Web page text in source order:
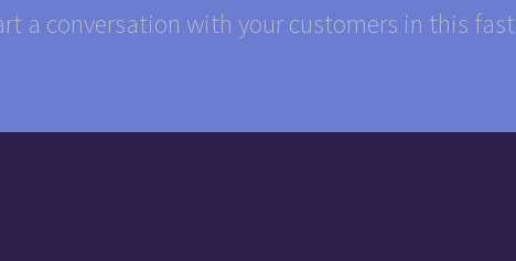
a conversation with your customers in this